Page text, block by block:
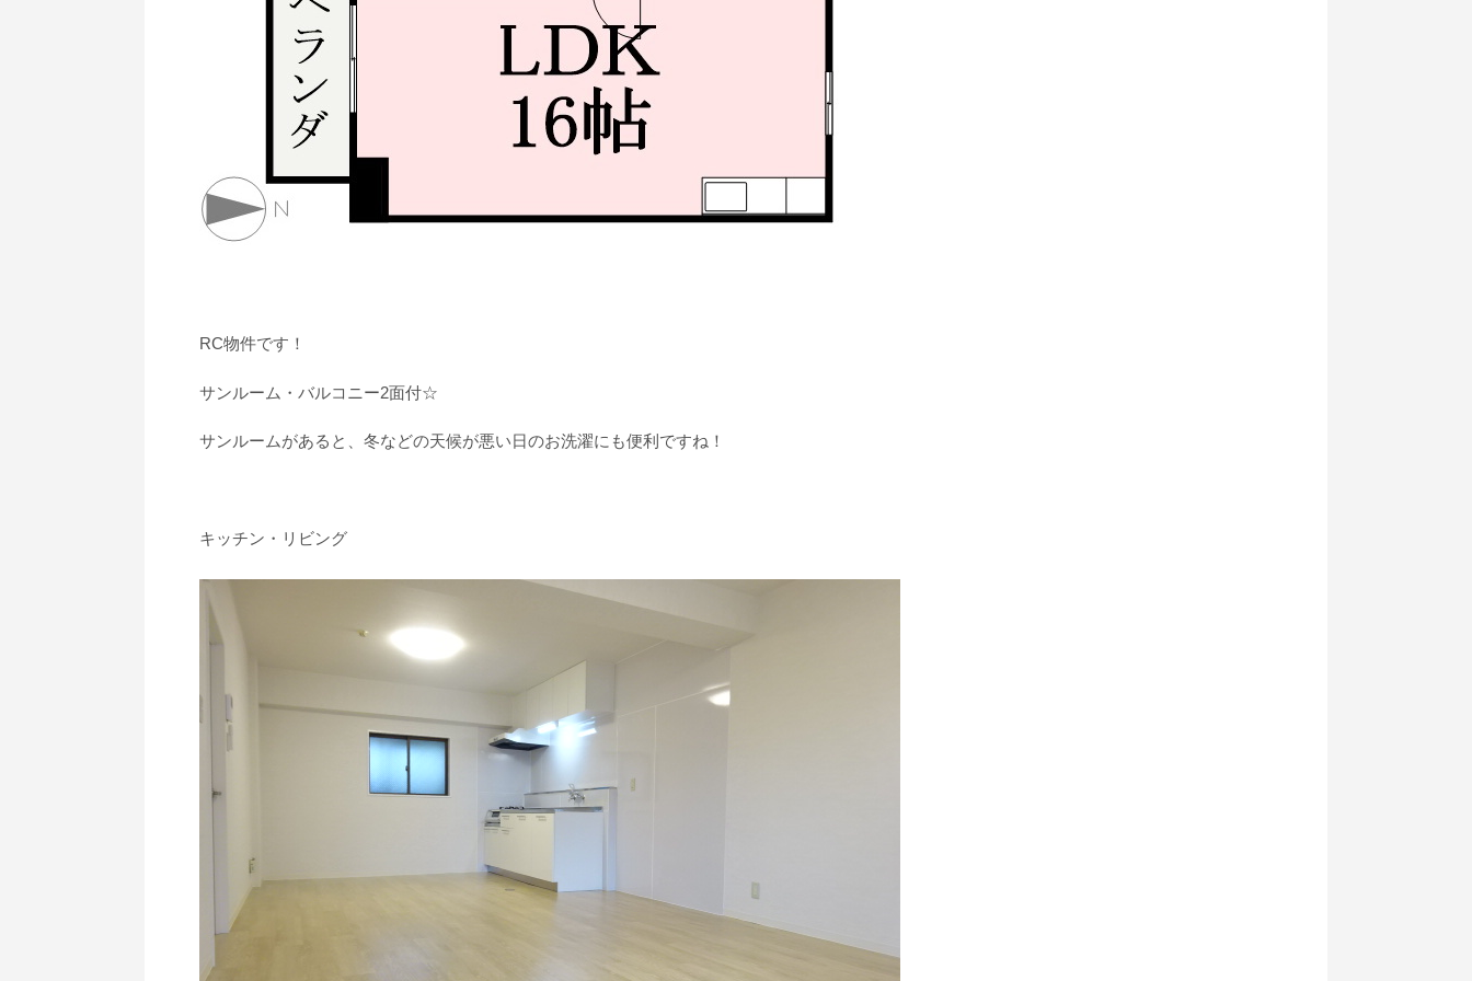
RC物件です！
サンルーム・バルコニー2面付☆
サンルームがあると、冬などの天候が悪い日のお洗濯にも便利ですね！
キッチン・リビング